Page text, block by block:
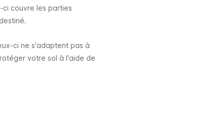
ci couvre les parties
ci ne s'adaptent pas à
votre sol à l'aide de